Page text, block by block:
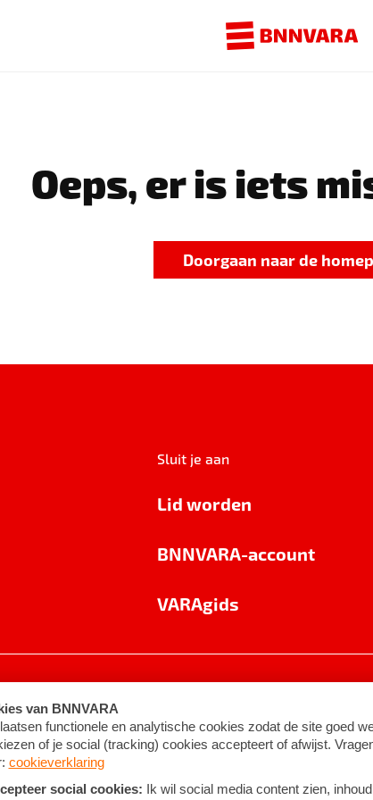
Oeps, er is iets
Doorgaan naar de
Sluit je aan
Lid worden
BNNVARA-account
VARAgids
Algemene voorwaarden ©2026BNNVARA